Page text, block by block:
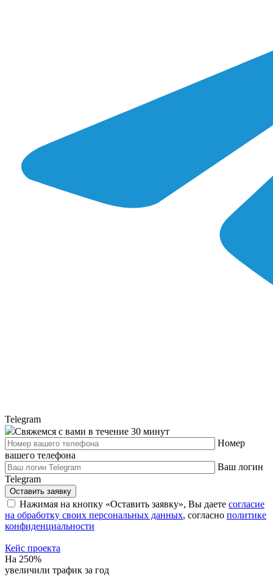
Telegram
Свяжемся с вами в течение 30 минут
Номер
вашего телефона
Ваш логин
Telegram
Оставить заявку
Нажимая на кнопку «Оставить заявку», Вы даете согласие
на обработку своих персональных данных, cогласно политике
конфиденциальности
Кейс проекта
На 250%
увеличили трафик за год